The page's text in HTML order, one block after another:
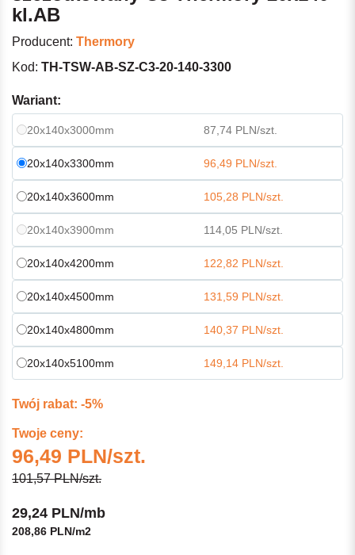
kl.AB
Producent: Thermory
Kod: TH-TSW-AB-SZ-C3-20-140-3300
Wariant:
20x140x3000mm 87,74 PLN/szt.
20x140x3300mm 96,49 PLN/szt.
20x140x3600mm 105,28 PLN/szt.
20x140x3900mm 114,05 PLN/szt.
20x140x4200mm 122,82 PLN/szt.
20x140x4500mm 131,59 PLN/szt.
20x140x4800mm 140,37 PLN/szt.
20x140x5100mm 149,14 PLN/szt.
Twój rabat: -5%
Twoje ceny:
96,49 PLN/szt.
101,57 PLN/szt.
29,24 PLN/mb
208,86 PLN/m2